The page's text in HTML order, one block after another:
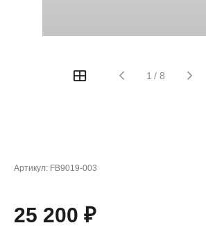
1 / 8
Артикул: FB9019-003
25 200 ₽